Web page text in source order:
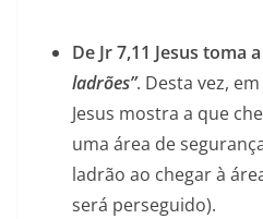
De Jr 7,11 Jesus toma
ladrões”. Desta vez,
Jesus mostra a que
uma área de
ladrão ao chegar à
será perseguido).